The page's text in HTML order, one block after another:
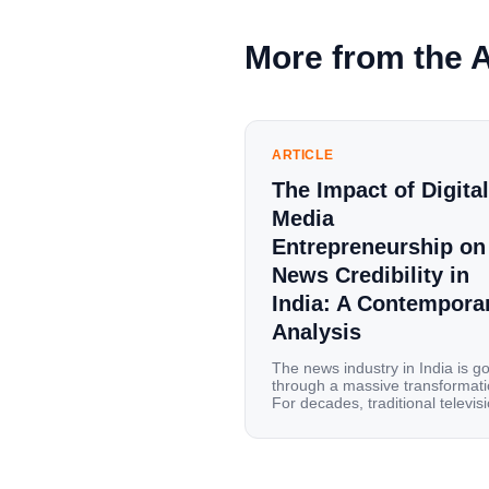
More from the
ARTICLE
The Impact of Digital
Media
Entrepreneurship on
News Credibility in
India: A
Analysis
The news industry in India is
through a massive
For decades, traditional
were the main sources of